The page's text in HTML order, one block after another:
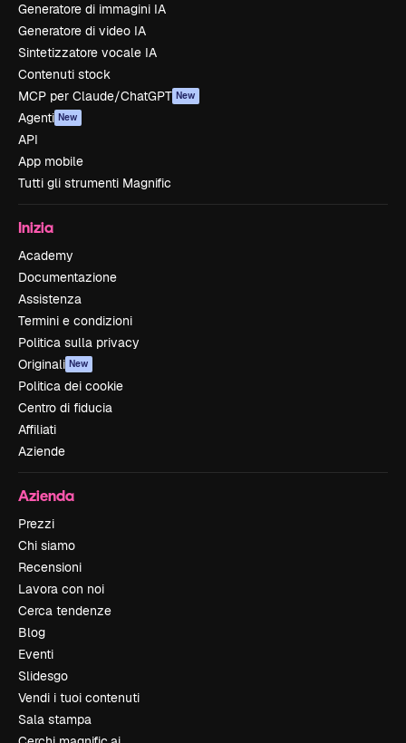
Generatore di immagini IA
Generatore di video IA
Sintetizzatore vocale IA
Contenuti stock
MCP per Claude/ChatGPT New
Agenti New
API
App mobile
Tutti gli strumenti Magnific
Inizia
Academy
Documentazione
Assistenza
Termini e condizioni
Politica sulla privacy
Originali New
Politica dei cookie
Centro di fiducia
Affiliati
Aziende
Azienda
Prezzi
Chi siamo
Recensioni
Lavora con noi
Cerca tendenze
Blog
Eventi
Slidesgo
Vendi i tuoi contenuti
Sala stampa